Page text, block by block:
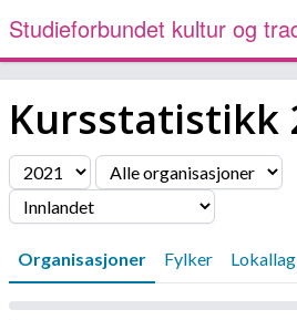
Studieforbundet kultur og
Kursstatistikk
Filter
Organisasjoner Fylker Lokallag